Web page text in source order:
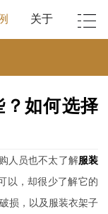
关于
？如何选择
人员也不太了解服装
以，却很少了解它的
损，以及服装衣架子